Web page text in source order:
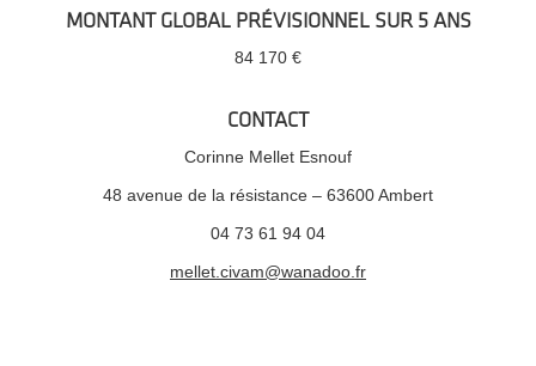
MONTANT GLOBAL PRÉVISIONNEL SUR 5 ANS
84 170 €
CONTACT
Corinne Mellet Esnouf
48 avenue de la résistance – 63600 Ambert
04 73 61 94 04
mellet.civam@wanadoo.fr